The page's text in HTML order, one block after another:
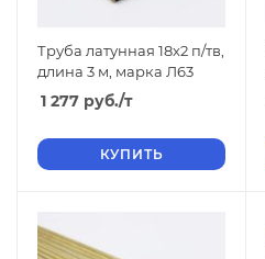
Труба латунная 18х2 п/тв,
длина 3 м, марка Л63
1 277 руб./т
КУПИТЬ